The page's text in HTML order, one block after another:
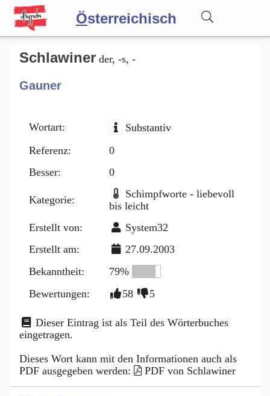
Österreichisch
Wörterbuch
Forum
Blog
Schlawiner der, -s, -
Gauner
Wortart:
Substantiv
Referenz:
0
Besser:
0
Kategorie:
Schimpfworte - liebevoll
bis leicht
Erstellt von:
System32
Erstellt am:
27.09.2003
Bekanntheit:
79%
Bewertungen:
58 5
Dieser Eintrag ist als Teil des Wörterbuches
eingetragen.
Dieses Wort kann mit den Informationen auch als
PDF ausgegeben werden:
PDF von Schlawiner